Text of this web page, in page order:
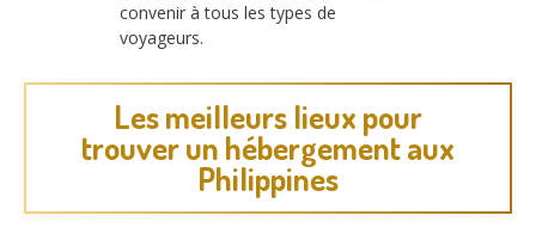
convenir à tous les types de
voyageurs.
Les meilleurs lieux pour
trouver un hébergement aux
Philippines